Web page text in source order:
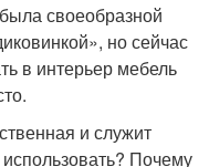
своеобразной
но сейчас
в интерьер мебель
и служит
Почему